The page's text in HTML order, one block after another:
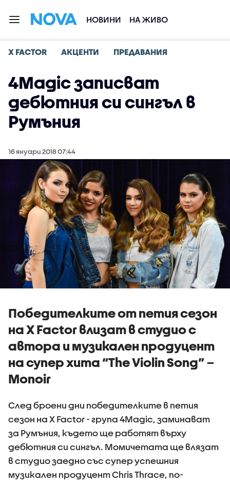
НОВИНИ НА ЖИВО
X FACTOR АКЦЕНТИ ПРЕДАВАНИЯ
4Magic записват
дебютния си сингъл в
Румъния
16 януари 2018 07:44
Победителките от петия сезон
на X Factor влизат в студио с
автора и музикален продуцент
на супер хита “The Violin Song” –
Monoir
След броени дни победителките в петия
сезон на X Factor - група 4Magic, заминават
за Румъния, където ще работят върху
дебютния си сингъл. Момичетата ще влязат
в студио заедно със супер успешния
музикален продуцент Chris Thrace, по-